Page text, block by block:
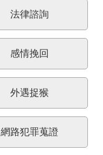
法律諮詢
感情挽回
外遇捉猴
網路犯罪蒐證